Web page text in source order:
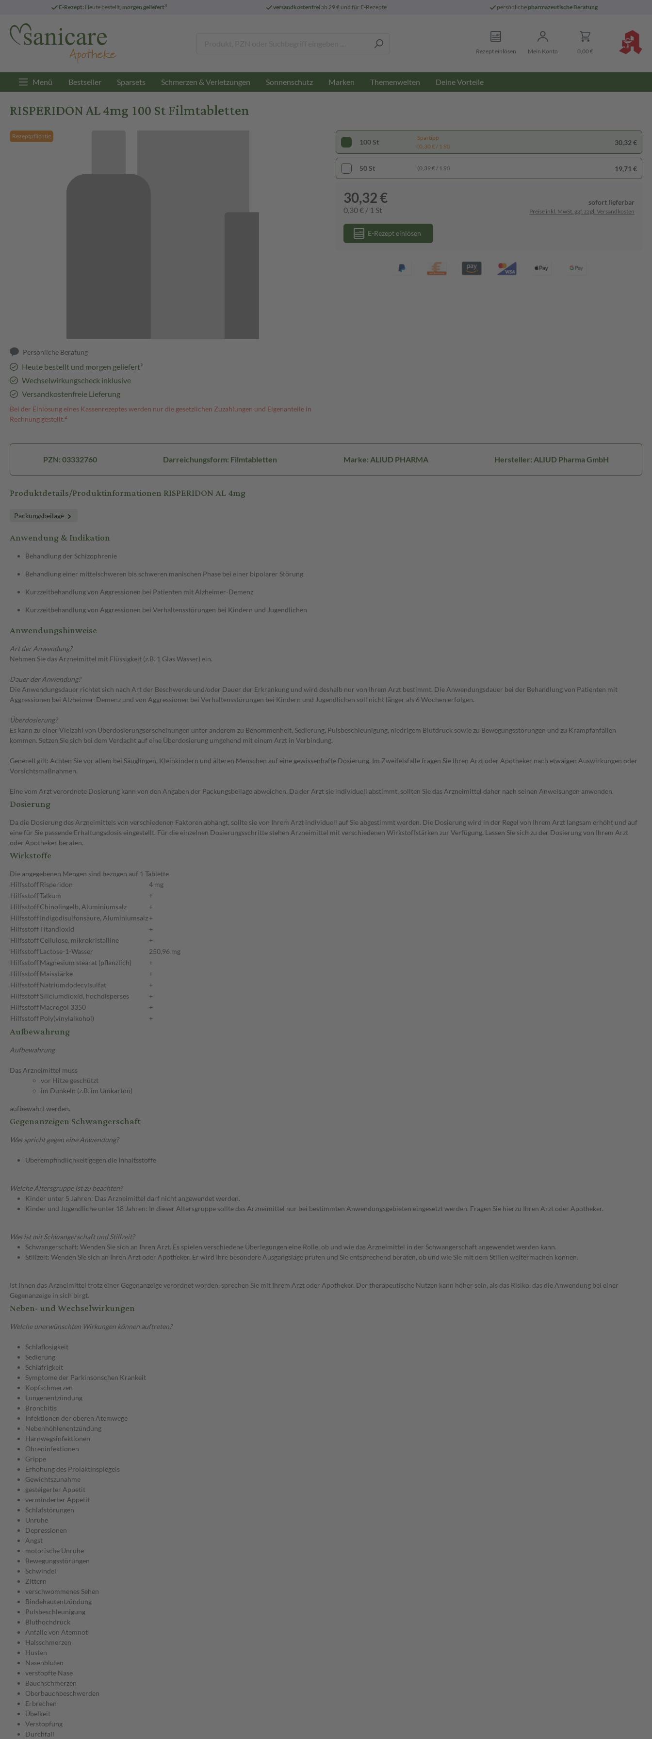
E-Rezept: Heute bestellt, morgen geliefert3 versandkostenfreiab 29 € und für E-Rezepte persönliche pharmazeutische Beratung
Rezept einlösen Mein Konto 0,00 €
Menü Bestseller Sparsets Schmerzen & Verletzungen Sonnenschutz Marken Themenwelten Deine Vorteile
RISPERIDON AL 4mg 100 St Filmtabletten
Rezeptpflichtig
Persönliche Beratung
Heute bestellt und morgen geliefert³
Wechselwirkungscheck inklusive
Versandkostenfreie Lieferung
Bei der Einlösung eines Kassenrezeptes werden nur die gesetzlichen Zuzahlungen und Eigenanteile in
Rechnung gestellt.⁴
100 St
Spartipp
(0,30 € / 1 St)
30,32 €
50 St (0,39 € / 1 St) 19,71 €
30,32 €
0,30 € / 1 St
sofort lieferbar
Preise inkl. MwSt. ggf. zzgl. Versandkosten
E-Rezept einlösen
PZN: 03332760 Darreichungsform: Filmtabletten Marke: ALIUD PHARMA Hersteller: ALIUD Pharma GmbH
Produktdetails/Produktinformationen RISPERIDON AL 4mg
Packungsbeilage
Anwendung & Indikation
Behandlung der Schizophrenie
Behandlung einer mittelschweren bis schweren manischen Phase bei einer bipolarer Störung
Kurzzeitbehandlung von Aggressionen bei Patienten mit Alzheimer-Demenz
Kurzzeitbehandlung von Aggressionen bei Verhaltensstörungen bei Kindern und Jugendlichen
Anwendungshinweise
Art der Anwendung?
Nehmen Sie das Arzneimittel mit Flüssigkeit (z.B. 1 Glas Wasser) ein.
Dauer der Anwendung?
Die Anwendungsdauer richtet sich nach Art der Beschwerde und/oder Dauer der Erkrankung und wird deshalb nur von Ihrem Arzt bestimmt. Die Anwendungsdauer bei der Behandlung von Patienten mit
Aggressionen bei Alzheimer-Demenz und von Aggressionen bei Verhaltensstörungen bei Kindern und Jugendlichen soll nicht länger als 6 Wochen erfolgen.
Überdosierung?
Es kann zu einer Vielzahl von Überdosierungserscheinungen unter anderem zu Benommenheit, Sedierung, Pulsbeschleunigung, niedrigem Blutdruck sowie zu Bewegungsstörungen und zu Krampfanfällen
kommen. Setzen Sie sich bei dem Verdacht auf eine Überdosierung umgehend mit einem Arzt in Verbindung.
Generell gilt: Achten Sie vor allem bei Säuglingen, Kleinkindern und älteren Menschen auf eine gewissenhafte Dosierung. Im Zweifelsfalle fragen Sie Ihren Arzt oder Apotheker nach etwaigen Auswirkungen oder
Vorsichtsmaßnahmen.
Eine vom Arzt verordnete Dosierung kann von den Angaben der Packungsbeilage abweichen. Da der Arzt sie individuell abstimmt, sollten Sie das Arzneimittel daher nach seinen Anweisungen anwenden.
Dosierung
Da die Dosierung des Arzneimittels von verschiedenen Faktoren abhängt, sollte sie von Ihrem Arzt individuell auf Sie abgestimmt werden. Die Dosierung wird in der Regel von Ihrem Arzt langsam erhöht und auf
eine für Sie passende Erhaltungsdosis eingestellt. Für die einzelnen Dosierungsschritte stehen Arzneimittel mit verschiedenen Wirkstoffstärken zur Verfügung. Lassen Sie sich zu der Dosierung von Ihrem Arzt
oder Apotheker beraten.
Wirkstoffe
Die angegebenen Mengen sind bezogen auf 1 Tablette
HilfsstoffRisperidon
4 mg
HilfsstoffTalkum
+
HilfsstoffChinolingelb, Aluminiumsalz
+
HilfsstoffIndigodisulfonsäure, Aluminiumsalz+
HilfsstoffTitandioxid
+
HilfsstoffCellulose, mikrokristalline
+
HilfsstoffLactose-1-Wasser
250,96 mg
HilfsstoffMagnesium stearat (pflanzlich)
+
HilfsstoffMaisstärke
+
HilfsstoffNatriumdodecylsulfat
+
HilfsstoffSiliciumdioxid, hochdisperses
+
HilfsstoffMacrogol 3350
+
HilfsstoffPoly(vinylalkohol) +
Aufbewahrung
Aufbewahrung
Das Arzneimittel muss
vor Hitze geschützt
im Dunkeln (z.B. im Umkarton)
aufbewahrt werden.
Gegenanzeigen Schwangerschaft
Was spricht gegen eine Anwendung?
Überempfindlichkeit gegen die Inhaltsstoffe
Welche Altersgruppe ist zu beachten?
Kinder unter 5 Jahren: Das Arzneimittel darf nicht angewendet werden.
Kinder und Jugendliche unter 18 Jahren: In dieser Altersgruppe sollte das Arzneimittel nur bei bestimmten Anwendungsgebieten eingesetzt werden. Fragen Sie hierzu Ihren Arzt oder Apotheker.
Was ist mit Schwangerschaft und Stillzeit?
Schwangerschaft: Wenden Sie sich an Ihren Arzt. Es spielen verschiedene Überlegungen eine Rolle, ob und wie das Arzneimittel in der Schwangerschaft angewendet werden kann.
Stillzeit: Wenden Sie sich an Ihren Arzt oder Apotheker. Er wird Ihre besondere Ausgangslage prüfen und Sie entsprechend beraten, ob und wie Sie mit dem Stillen weitermachen können.
Ist Ihnen das Arzneimittel trotz einer Gegenanzeige verordnet worden, sprechen Sie mit Ihrem Arzt oder Apotheker. Der therapeutische Nutzen kann höher sein, als das Risiko, das die Anwendung bei einer
Gegenanzeige in sich birgt.
Neben- und Wechselwirkungen
Welche unerwünschten Wirkungen können auftreten?
Schlaflosigkeit
Sedierung
Schläfrigkeit
Symptome der Parkinsonschen Krankeit
Kopfschmerzen
Lungenentzündung
Bronchitis
Infektionen der oberen Atemwege
Nebenhöhlenentzündung
Harnwegsinfektionen
Ohreninfektionen
Grippe
Erhöhung des Prolaktinspiegels
Gewichtszunahme
gesteigerter Appetit
verminderter Appetit
Schlafstörungen
Unruhe
Depressionen
Angst
motorische Unruhe
Bewegungsstörungen
Schwindel
Zittern
verschwommenes Sehen
Bindehautentzündung
Pulsbeschleunigung
Bluthochdruck
Anfälle von Atemnot
Halsschmerzen
Husten
Nasenbluten
verstopfte Nase
Bauchschmerzen
Oberbauchbeschwerden
Erbrechen
Übelkeit
Verstopfung
Durchfall